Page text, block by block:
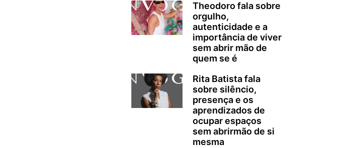
Theodoro fala sobre
orgulho,
autenticidade e a
importância de viver
sem abrir mão de
quem se é
Rita Batista fala
sobre silêncio,
presença e os
aprendizados de
ocupar espaços
sem abrirmão de si
mesma